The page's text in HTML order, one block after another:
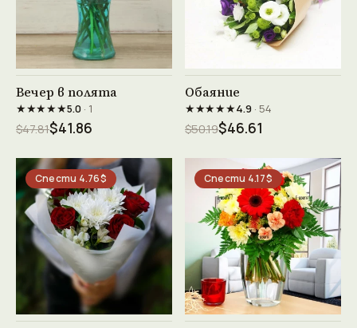
Виж продукта →
Вечер в полята
★★★★★5.0· 1
$47.81$41.86
Виж продукта →
Обаяние
★★★★★4.9· 54
$50.19$46.61
Спести 4.76$ Спести 4.17$